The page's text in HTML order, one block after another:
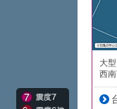
大
西